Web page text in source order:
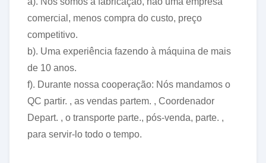
comercial, menos compra do custo, preço
competitivo.
b). Uma experiência fazendo à máquina de mais
de 10 anos.
f). Durante nossa cooperação: Nós mandamos o
QC partir. , as vendas partem. , Coordenador
Depart. , o transporte parte., pós-venda, parte. ,
para servir-lo todo o tempo.